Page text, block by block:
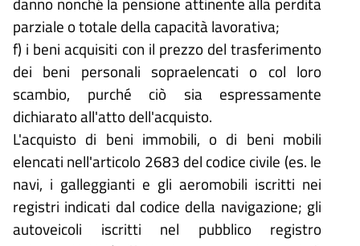
parziale o totale della capacità lavorativa;
f) i beni acquisiti con il prezzo del trasferimento
dei beni personali sopraelencati o col loro
scambio, purché ciò sia espressamente
dichiarato all'atto dell'acquisto.
L'acquisto di beni immobili, o di beni mobili
elencati nell'articolo 2683 del codice civile (es. le
navi, i galleggianti e gli aeromobili iscritti nei
registri indicati dal codice della navigazione; gli
autoveicoli iscritti nel pubblico registro